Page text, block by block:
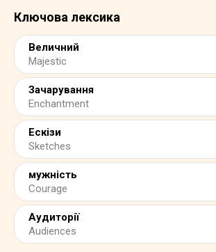
Ключова лексика
Величний
Majestic
Зачарування
Enchantment
Ескізи
Sketches
мужність
Courage
Аудиторії
Audiences